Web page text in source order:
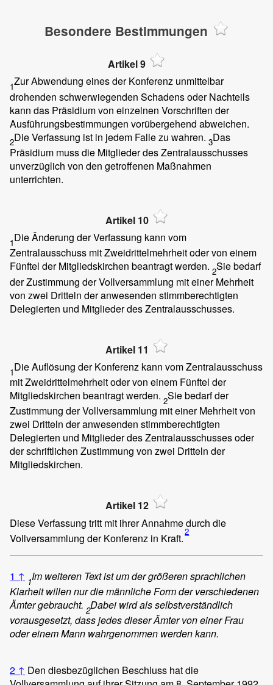
Besondere Bestimmungen
Artikel 9
1Zur Abwendung eines der Konferenz unmittelbar
drohenden schwerwiegenden Schadens oder Nachteils
kann das Präsidium von einzelnen Vorschriften der
Ausführungsbestimmungen vorübergehend abweichen.
2Die Verfassung ist in jedem Falle zu wahren. 3Das
Präsidium muss die Mitglieder des Zentralausschusses
unverzüglich von den getroffenen Maßnahmen
unterrichten.
Artikel 10
1Die Änderung der Verfassung kann vom
Zentralausschuss mit Zweidrittelmehrheit oder von einem
Fünftel der Mitgliedskirchen beantragt werden. 2Sie bedarf
der Zustimmung der Vollversammlung mit einer Mehrheit
von zwei Dritteln der anwesenden stimmberechtigten
Delegierten und Mitglieder des Zentralausschusses.
Artikel 11
1Die Auflösung der Konferenz kann vom Zentralausschuss
mit Zweidrittelmehrheit oder von einem Fünftel der
Mitgliedskirchen beantragt werden. 2Sie bedarf der
Zustimmung der Vollversammlung mit einer Mehrheit von
zwei Dritteln der anwesenden stimmberechtigten
Delegierten und Mitglieder des Zentralausschusses oder
der schriftlichen Zustimmung von zwei Dritteln der
Mitgliedskirchen.
Artikel 12
Diese Verfassung tritt mit ihrer Annahme durch die
Vollversammlung der Konferenz in Kraft.2
1 ↑ 1Im weiteren Text ist um der größeren sprachlichen
Klarheit willen nur die männliche Form der verschiedenen
Ämter gebraucht. 2Dabei wird als selbstverständlich
vorausgesetzt, dass jedes dieser Ämter von einer Frau
oder einem Mann wahrgenommen werden kann.
2 ↑ Den diesbezüglichen Beschluss hat die